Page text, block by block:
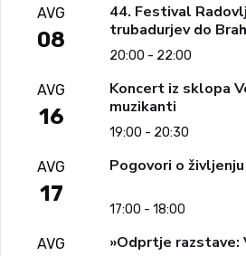
AVG
08
44. Festival
trubadurjev do
20:00 - 22:00
AVG
16
Koncert iz sklopa
muzikanti
19:00 - 20:30
AVG
17
Pogovori o
17:00 - 18:00
AVG »Odprtje razstave: